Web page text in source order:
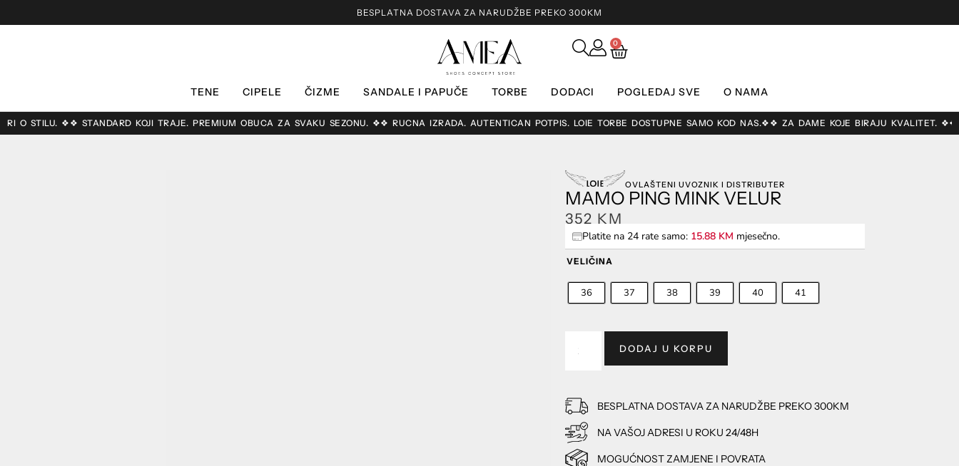
BESPLATNA DOSTAVA ZA NARUDŽBE PREKO 300KM
0
TENE CIPELE ČIZME SANDALE I PAPUČE TORBE DODACI POGLEDAJ SVE O NAMA
❖❖ STANDARD KOJI TRAJE. PREMIUM OBUĆA ZA SVAKU SEZONU. ❖❖ RUČNA IZRADA. AUTENTIČAN POTPIS. LOIE TORBE DOSTUPNE SAMO KOD NAS.❖❖ ZA DAME KOJE BIRAJU KVALITET. ❖❖
OVLAŠTENI UVOZNIK I DISTRIBUTER
MAMO PING MINK VELUR
352 KM
Platite na 24 rate samo: 15.88 KM mjesečno.
VELIČINA
36 37 38 39 40 41
DODAJ U KORPU
BESPLATNA DOSTAVA ZA NARUDŽBE PREKO 300KM
NA VAŠOJ ADRESI U ROKU 24/48H
MOGUĆNOST ZAMJENE I POVRATA